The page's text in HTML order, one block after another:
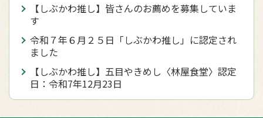
【しぶかわ推し】皆さんのお薦めを募集していま
す
令和７年６月２５日「しぶかわ推し」に認定され
ました
【しぶかわ推し】五目やきめし〈林屋食堂〉認定
日：令和7年12月23日